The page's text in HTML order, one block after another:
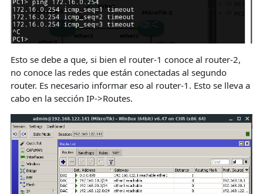
Esto se debe a que, si bien el router-1 conoce al router-2,
no conoce las redes que están conectadas al segundo
router. Es necesario informar eso al router-1. Esto se lleva a
cabo en la sección IP->Routes.